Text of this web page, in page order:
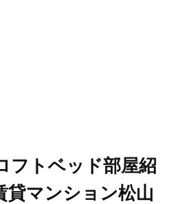
フトベッド部屋紹
貸マンション松山